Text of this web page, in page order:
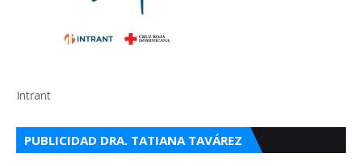
Intrant
PUBLICIDAD DRA. TATIANA TAVÁREZ